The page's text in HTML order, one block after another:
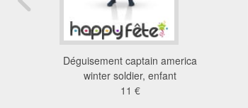
Déguisement captain america
winter soldier, enfant
11 €